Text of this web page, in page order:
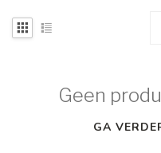
Geen
GA